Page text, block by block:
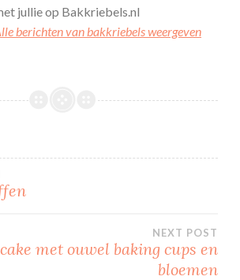
jullie op Bakkriebels.nl
berichten van bakkriebels weergeven
NEXT POST
met ouwel baking cups en
bloemen